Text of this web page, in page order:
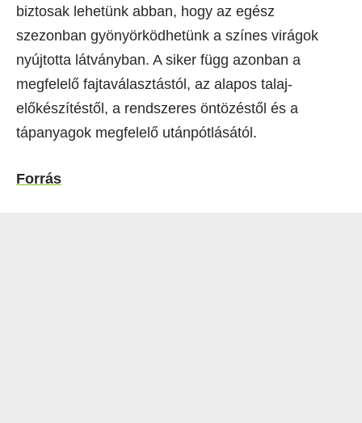
biztosak lehetünk abban, hogy az egész
szezonban gyönyörködhetünk a színes virágok
nyújtotta látványban. A siker függ azonban a
megfelelő fajtaválasztástól, az alapos talaj-
előkészítéstől, a rendszeres öntözéstől és a
tápanyagok megfelelő utánpótlásától.
Forrás